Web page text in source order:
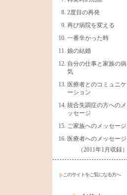
2度目の再発
再び病院を変える
一番辛かった時
娘の結婚
自分の仕事と家族の病
気
医療者とのコミュニケ
ーション
統合失調症の方へのメ
ッセージ
ご家族へのメッセージ
医療者へのメッセージ
（2011年1月収録）
このサイトをご覧になる方へ